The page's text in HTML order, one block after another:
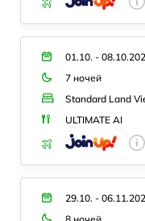
01.10. -
7 ночей
Standard Land
ULTIMATE AI
29.10. -